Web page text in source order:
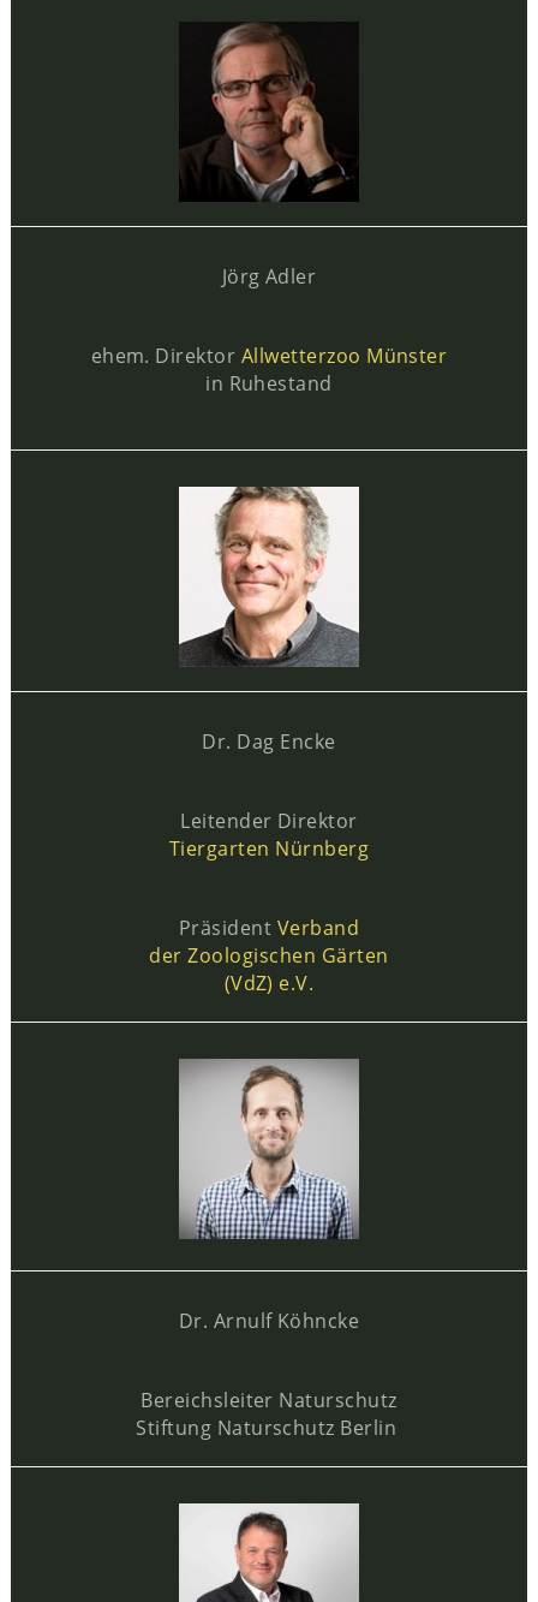
Jörg Adler
ehem. Direktor Allwetterzoo Münster
in Ruhestand
Dr. Dag Encke
Leitender Direktor
Tiergarten Nürnberg
Präsident Verband
der Zoologischen Gärten
(VdZ) e.V.
Dr. Arnulf Köhncke
Bereichsleiter Naturschutz
Stiftung Naturschutz Berlin